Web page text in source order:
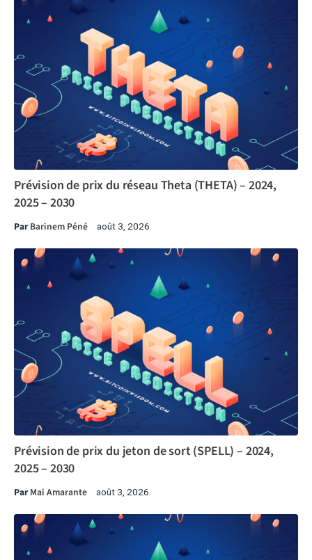
Prévision de prix du réseau Theta (THETA) – 2024,
2025 – 2030
ParBarinem Péné août 3, 2026
Prévision de prix du jeton de sort (SPELL) – 2024,
2025 – 2030
ParMai Amarante août 3, 2026